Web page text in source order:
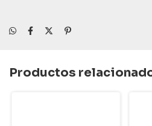
Productos